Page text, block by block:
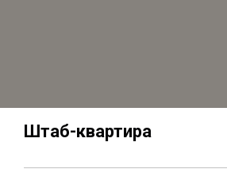
Штаб-квартира